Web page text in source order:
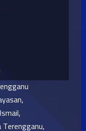
Terengganu,